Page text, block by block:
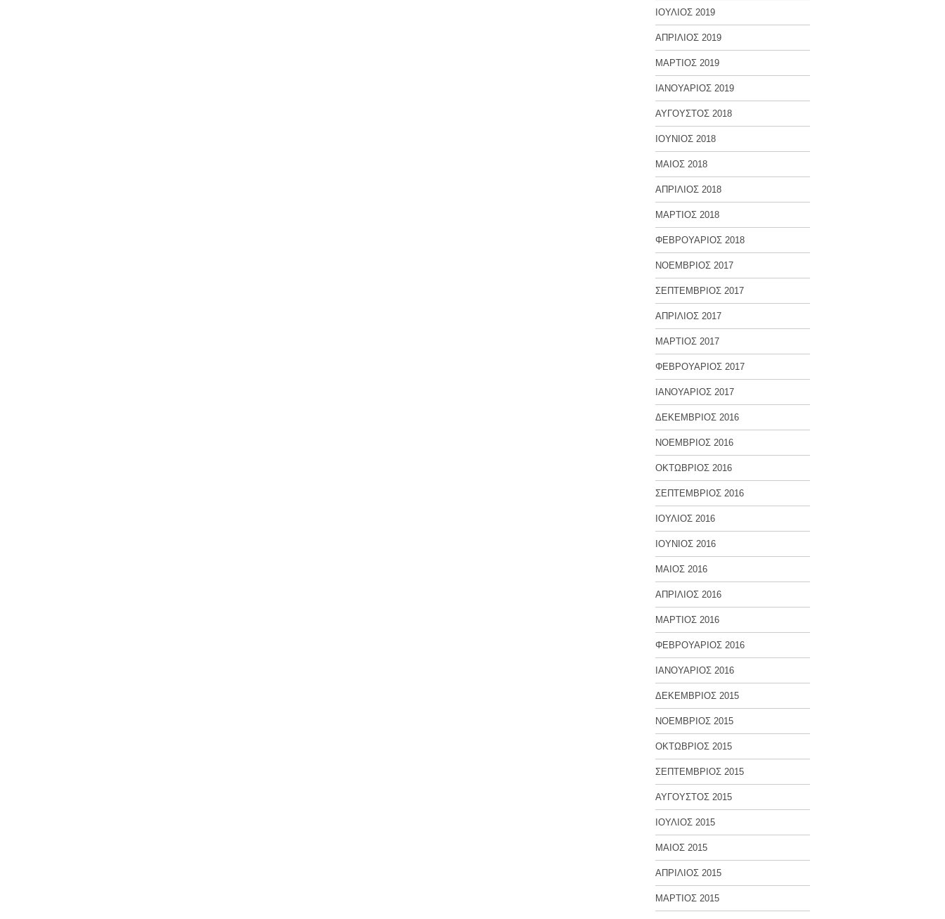
ΙΟΥΛΙΟΣ 2019
ΑΠΡΙΛΙΟΣ 2019
ΜΑΡΤΙΟΣ 2019
ΙΑΝΟΥΑΡΙΟΣ 2019
ΑΥΓΟΥΣΤΟΣ 2018
ΙΟΥΝΙΟΣ 2018
ΜΑΙΟΣ 2018
ΑΠΡΙΛΙΟΣ 2018
ΜΑΡΤΙΟΣ 2018
ΦΕΒΡΟΥΑΡΙΟΣ 2018
ΝΟΕΜΒΡΙΟΣ 2017
ΣΕΠΤΕΜΒΡΙΟΣ 2017
ΑΠΡΙΛΙΟΣ 2017
ΜΑΡΤΙΟΣ 2017
ΦΕΒΡΟΥΑΡΙΟΣ 2017
ΙΑΝΟΥΑΡΙΟΣ 2017
ΔΕΚΕΜΒΡΙΟΣ 2016
ΝΟΕΜΒΡΙΟΣ 2016
ΟΚΤΩΒΡΙΟΣ 2016
ΣΕΠΤΕΜΒΡΙΟΣ 2016
ΙΟΥΛΙΟΣ 2016
ΙΟΥΝΙΟΣ 2016
ΜΑΙΟΣ 2016
ΑΠΡΙΛΙΟΣ 2016
ΜΑΡΤΙΟΣ 2016
ΦΕΒΡΟΥΑΡΙΟΣ 2016
ΙΑΝΟΥΑΡΙΟΣ 2016
ΔΕΚΕΜΒΡΙΟΣ 2015
ΝΟΕΜΒΡΙΟΣ 2015
ΟΚΤΩΒΡΙΟΣ 2015
ΣΕΠΤΕΜΒΡΙΟΣ 2015
ΑΥΓΟΥΣΤΟΣ 2015
ΙΟΥΛΙΟΣ 2015
ΜΑΙΟΣ 2015
ΑΠΡΙΛΙΟΣ 2015
ΜΑΡΤΙΟΣ 2015